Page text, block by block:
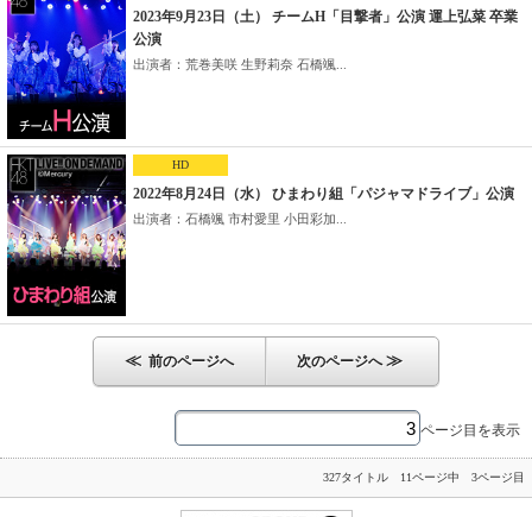
2023年9月23日（土） チームH「目撃者」公演 運上弘菜 卒業
公演
出演者：荒巻美咲 生野莉奈 石橋颯...
HD
2022年8月24日（水） ひまわり組「パジャマドライブ」公演
出演者：石橋颯 市村愛里 小田彩加...
≪ 前のページへ 次のページへ≫
ページ目を表示
327タイトル 11ページ中 3ページ目